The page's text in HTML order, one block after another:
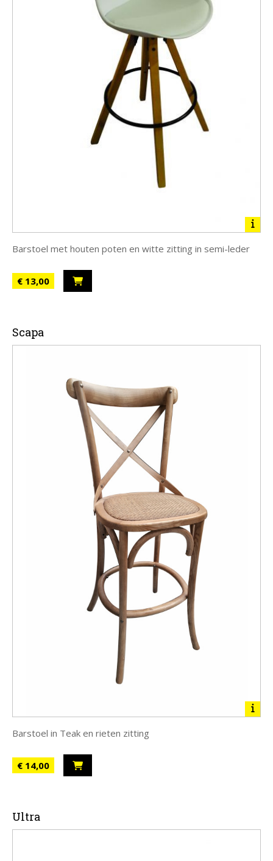
Barstoel met houten poten en witte zitting in semi-leder
€ 13,00
Scapa
Barstoel in Teak en rieten zitting
€ 14,00
Ultra